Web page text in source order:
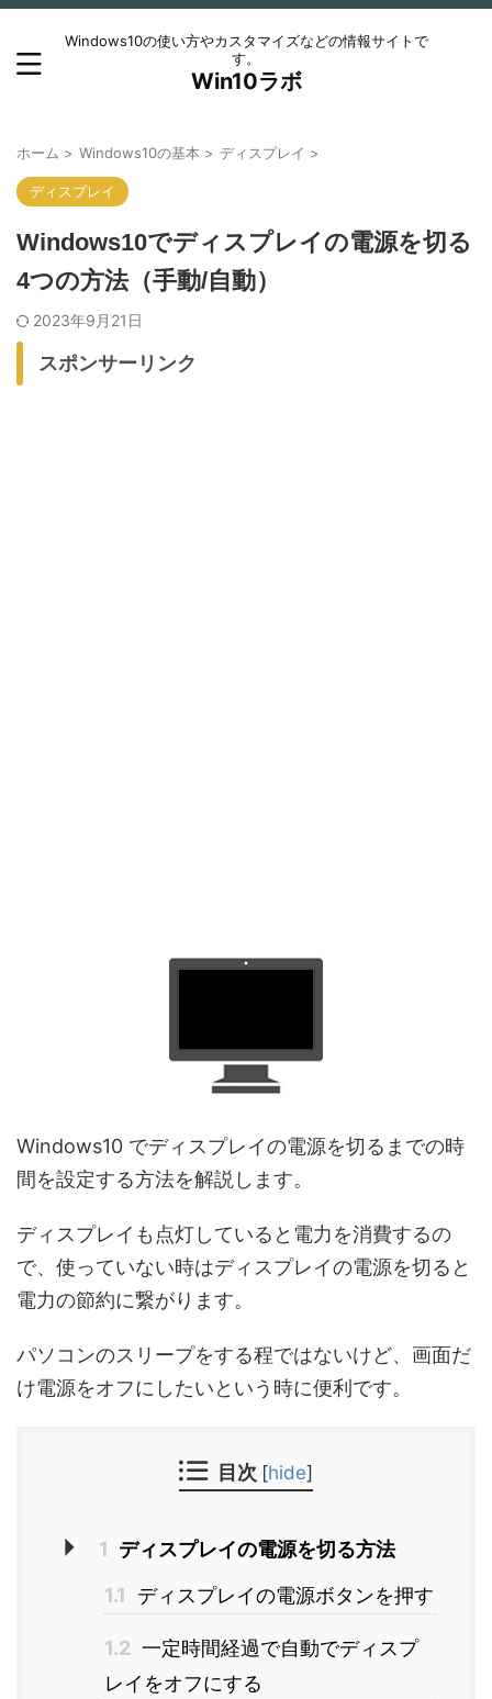
Windows10の使い方やカスタマイズなどの情報サイトで
す。
Win10ラボ
ホーム > Windows10の基本 > ディスプレイ >
ディスプレイ
Windows10でディスプレイの電源を切る
4つの方法（手動/自動）
2023年9月21日
スポンサーリンク
Windows10 でディスプレイの電源を切るまでの時
間を設定する方法を解説します。
ディスプレイも点灯していると電力を消費するの
で、使っていない時はディスプレイの電源を切ると
電力の節約に繋がります。
パソコンのスリープをする程ではないけど、画面だ
け電源をオフにしたいという時に便利です。
目次 [hide]
1 ディスプレイの電源を切る方法
1.1
ディスプレイの電源ボタンを押す
1.2 一定時間経過で自動でディスプ
レイをオフにする